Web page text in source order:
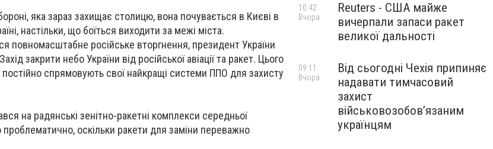
яка зараз захищає столицю, вона почувається в Києві в
настільки, що боїться виходити за межі міста.
повномасштабне російське вторгнення, президент України
закрити небо України від російської авіації та ракет. Цього
спрямовують свої найкращі системи ППО для захисту
на радянські зенітно-ракетні комплекси середньої
оскільки ракети для заміни переважно
Reuters - США майже
вичерпали запаси ракет
великої дальності
10:42
Вчора
Від сьогодні Чехія припиняє
надавати тимчасовий
захист
військовозобов’язаним
українцям
09:11
Вчора